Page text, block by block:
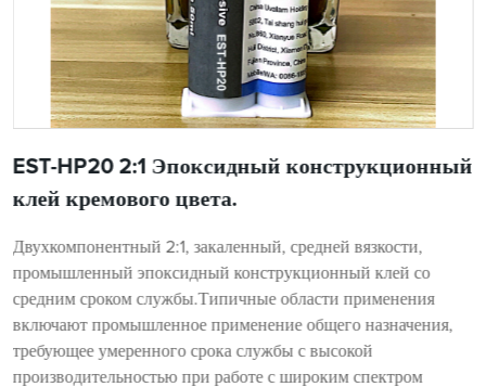
EST-HP20 2:1 Эпоксидный конструкционный
клей кремового цвета.
Двухкомпонентный 2:1, закаленный, средней вязкости,
промышленный эпоксидный конструкционный клей со
средним сроком службы.Типичные области применения
включают промышленное применение общего назначения,
требующее умеренного срока службы с высокой
производительностью при работе с широким спектром